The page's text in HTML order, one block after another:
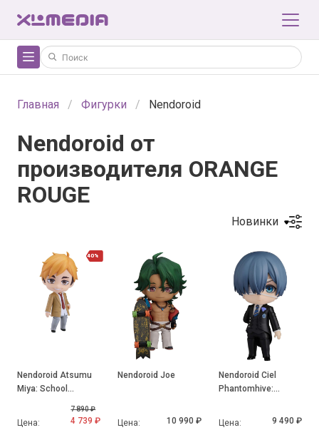
Главная Фигурки Nendoroid
Nendoroid от
производителя ORANGE
ROUGE
Новинки
40%
Nendoroid Atsumu
Miya: School
Цена:
7 890 ₽
4 739 ₽
Nendoroid Joe
Цена: 10 990 ₽
Nendoroid Ciel
Phantomhive:
Цена: 9 490 ₽